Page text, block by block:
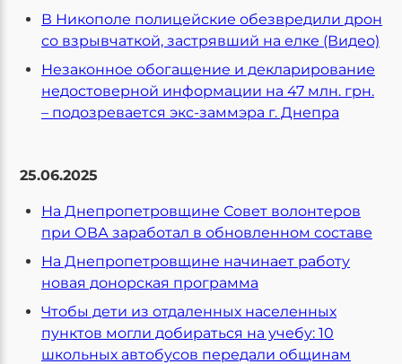
В Никополе полицейские обезвредили дрон
со взрывчаткой, застрявший на елке (Видео)
Незаконное обогащение и декларирование
недостоверной информации на 47 млн. грн.
– подозревается экс-заммэра г. Днепра
25.06.2025
На Днепропетровщине Совет волонтеров
при ОВА заработал в обновленном составе
На Днепропетровщине начинает работу
новая донорская программа
Чтобы дети из отдаленных населенных
пунктов могли добираться на учебу: 10
школьных автобусов передали общинам